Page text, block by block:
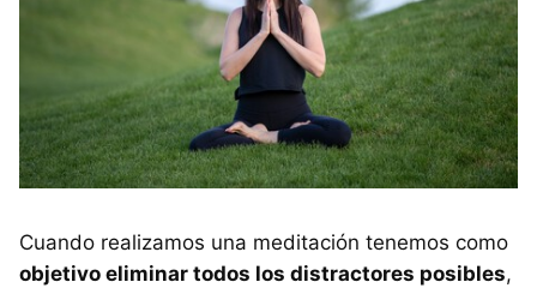
Cuando realizamos una meditación tenemos como
objetivo eliminar todos los distractores posibles,